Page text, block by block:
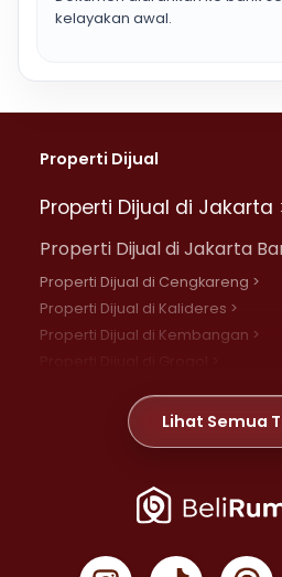
kelayakan awal.
Properti Dijual
Properti Dijual di Jakarta
Properti Dijual di Jakarta
Properti Dijual di Cengkareng >
Properti Dijual di Kalideres >
Properti Dijual di Kembangan >
Properti Dijual di Meruya >
Properti Dijual di Jelambar >
Properti Dijual di Jakarta
Properti Dijual di Gambir >
Lihat Semua